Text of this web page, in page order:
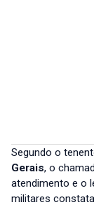
Segundo o
Gerais, o
atendimento e o
militares